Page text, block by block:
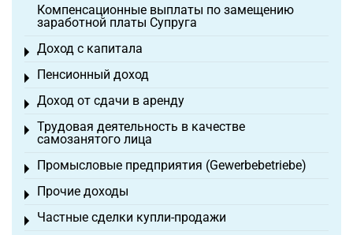
Компенсационные выплаты по замещению
заработной платы Супруга
Доход с капитала
Toggle menu
Пенсионный доход
Toggle menu
Доход от сдачи в аренду
Toggle menu
Трудовая деятельность в качестве
самозанятого лица
Toggle menu
Промысловые предприятия (Gewerbebetriebe)
Toggle menu
Прочие доходы
Toggle menu
Частные сделки купли-продажи
Toggle menu